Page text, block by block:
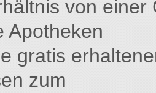
von
Apotheken
gratis
zum